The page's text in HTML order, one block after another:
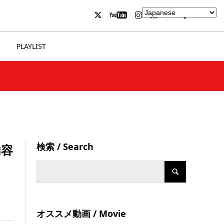
PLAYLIST
検索 / Search
オススメ動画 / Movie